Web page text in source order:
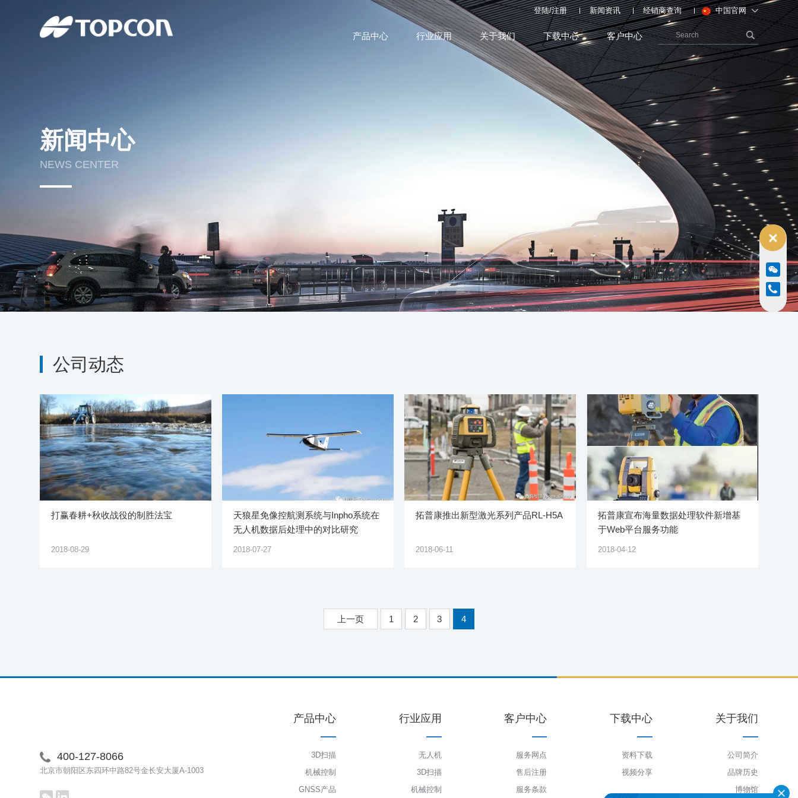
中国官网
登陆/注册 新闻资讯 经销商查询
产品中心 行业应用 关于我们 下载中心 客户中心
新闻中心
NEWS CENTER
公司动态
打赢春耕+秋收战役的制胜法宝
2018-08-29
天狼星免像控航测系统与Inpho系统在
无人机数据后处理中的对比研究
2018-07-27
拓普康推出新型激光系列产品RL-H5A
2018-06-11
拓普康宣布海量数据处理软件新增基
于Web平台服务功能
2018-04-12
上一页 1 2 3 4
400-127-8066
北京市朝阳区东四环中路82号金长安大厦A-1003
产品中心
3D扫描
机械控制
GNSS产品
行业应用
无人机
3D扫描
机械控制
客户中心
服务网点
售后注册
服务条款
下载中心
资料下载
视频分享
关于我们
公司简介
品牌历史
博物馆